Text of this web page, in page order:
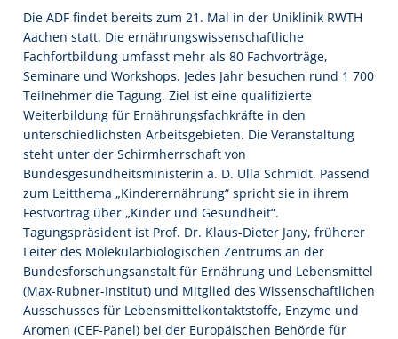
Die ADF findet bereits zum 21. Mal in der Uniklinik RWTH
Aachen statt. Die ernährungswissenschaftliche
Fachfortbildung umfasst mehr als 80 Fachvorträge,
Seminare und Workshops. Jedes Jahr besuchen rund 1 700
Teilnehmer die Tagung. Ziel ist eine qualifizierte
Weiterbildung für Ernährungsfachkräfte in den
unterschiedlichsten Arbeitsgebieten. Die Veranstaltung
steht unter der Schirmherrschaft von
Bundesgesundheitsministerin a. D. Ulla Schmidt. Passend
zum Leitthema „Kinderernährung“ spricht sie in ihrem
Festvortrag über „Kinder und Gesundheit“.
Tagungspräsident ist Prof. Dr. Klaus-Dieter Jany, früherer
Leiter des Molekularbiologischen Zentrums an der
Bundesforschungsanstalt für Ernährung und Lebensmittel
(Max-Rubner-Institut) und Mitglied des Wissenschaftlichen
Ausschusses für Lebensmittelkontaktstoffe, Enzyme und
Aromen (CEF-Panel) bei der Europäischen Behörde für